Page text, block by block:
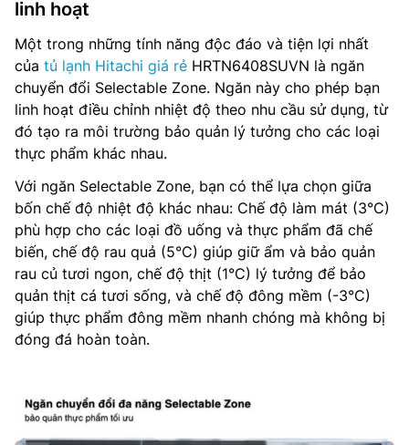
linh hoạt
Một trong những tính năng độc đáo và tiện lợi nhất
của tủ lạnh Hitachi giá rẻ HRTN6408SUVN là ngăn
chuyển đổi Selectable Zone. Ngăn này cho phép bạn
linh hoạt điều chỉnh nhiệt độ theo nhu cầu sử dụng, từ
đó tạo ra môi trường bảo quản lý tưởng cho các loại
thực phẩm khác nhau.
Với ngăn Selectable Zone, bạn có thể lựa chọn giữa
bốn chế độ nhiệt độ khác nhau: Chế độ làm mát (3°C)
phù hợp cho các loại đồ uống và thực phẩm đã chế
biến, chế độ rau quả (5°C) giúp giữ ẩm và bảo quản
rau củ tươi ngon, chế độ thịt (1°C) lý tưởng để bảo
quản thịt cá tươi sống, và chế độ đông mềm (-3°C)
giúp thực phẩm đông mềm nhanh chóng mà không bị
đóng đá hoàn toàn.